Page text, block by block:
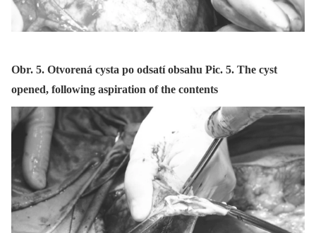
Obr. 5. Otvorená cysta po odsatí obsahu Pic. 5. The cyst
opened, following aspiration of the contents